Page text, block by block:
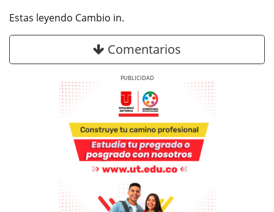
Estas leyendo Cambio in.
Comentarios